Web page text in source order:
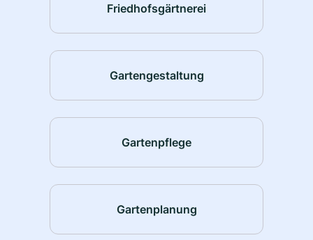
Friedhofsgärtnerei
Gartengestaltung
Gartenpflege
Gartenplanung